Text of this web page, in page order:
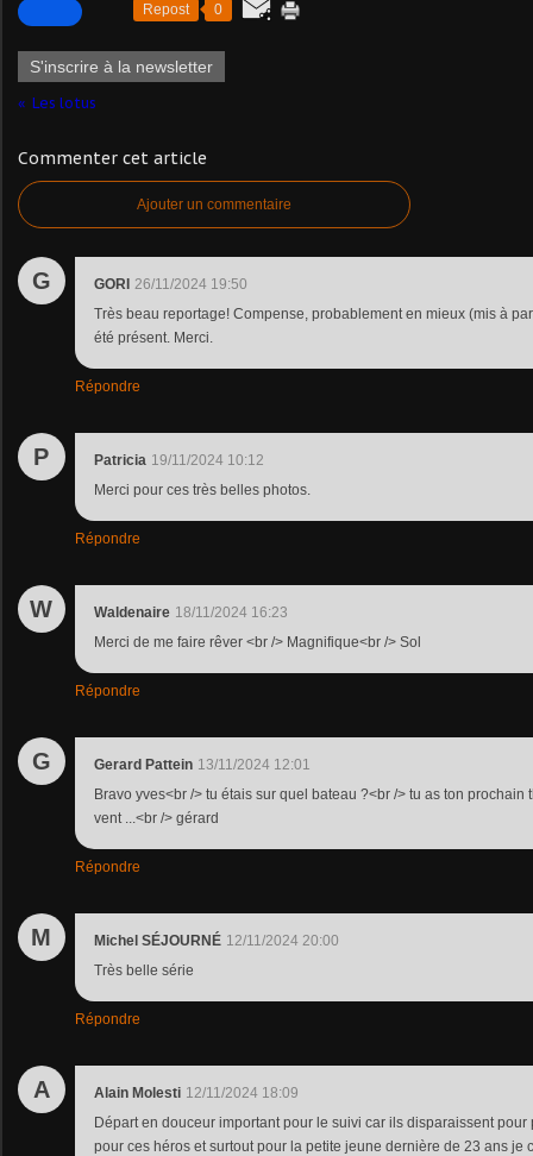
Repost 0
S'inscrire à la newsletter
Les lotus
Commenter cet article
Ajouter un commentaire
G GORI 26/11/2024 19:50
Très beau reportage! Compense, probablement en mieux (mis à
été présent. Merci.
Répondre
P Patricia 19/11/2024 10:12
Merci pour ces très belles photos.
Répondre
W Waldenaire 18/11/2024 16:23
Merci de me faire rêver <br /> Magnifique<br /> Sol
Répondre
G Gerard Pattein 13/11/2024 12:01
Bravo yves<br /> tu étais sur quel bateau ?<br /> tu as ton prochain
vent ...<br /> gérard
Répondre
M Michel SÉJOURNÉ 12/11/2024 20:00
Très belle série
Répondre
A Alain Molesti 12/11/2024 18:09
Départ en douceur important pour le suivi car ils disparaissent pour
pour ces héros et surtout pour la petite jeune dernière de 23 ans je